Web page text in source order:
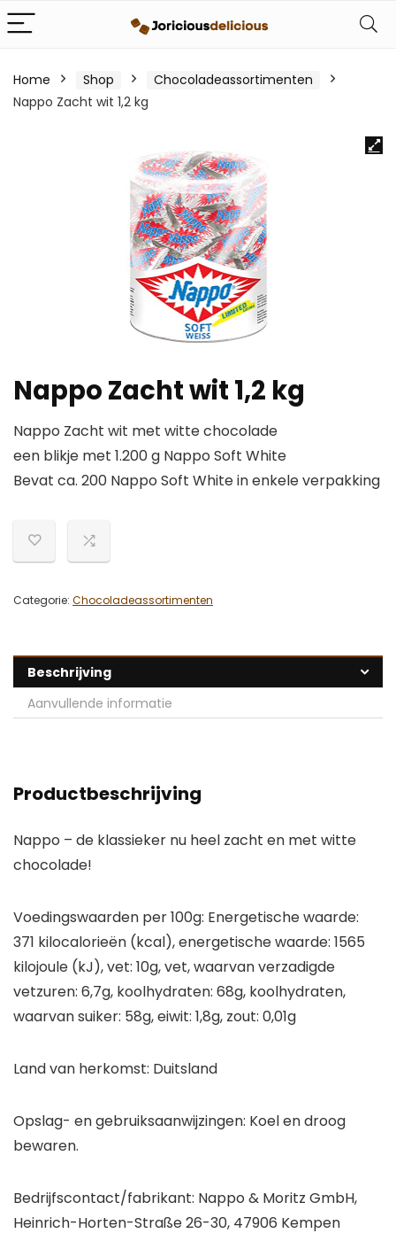
Home Shop
Chocoladeassortimenten
Nappo Zacht wit 1,2 kg
Nappo Zacht wit 1,2 kg
Nappo Zacht wit met witte chocolade
een blikje met 1.200 g Nappo Soft White
Bevat ca. 200 Nappo Soft White in enkele verpakking
Categorie: Chocoladeassortimenten
Beschrijving
Aanvullende informatie
Productbeschrijving
Nappo – de klassieker nu heel zacht en met witte
chocolade!
Voedingswaarden per 100g: Energetische waarde:
371 kilocalorieën (kcal), energetische waarde: 1565
kilojoule (kJ), vet: 10g, vet, waarvan verzadigde
vetzuren: 6,7g, koolhydraten: 68g, koolhydraten,
waarvan suiker: 58g, eiwit: 1,8g, zout: 0,01g
Land van herkomst: Duitsland
Opslag- en gebruiksaanwijzingen: Koel en droog
bewaren.
Bedrijfscontact/fabrikant: Nappo & Moritz GmbH,
Heinrich-Horten-Straße 26-30, 47906 Kempen